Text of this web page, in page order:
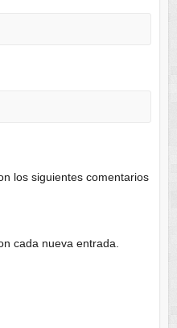
los siguientes comentarios
cada nueva entrada.